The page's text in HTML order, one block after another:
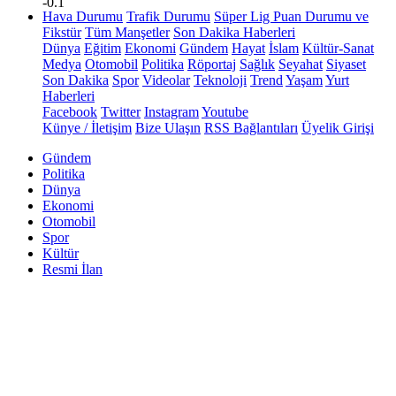
Hava Durumu Trafik Durumu Süper Lig Puan Durumu ve
Fikstür Tüm Manşetler Son Dakika Haberleri
Dünya Eğitim Ekonomi Gündem Hayat İslam Kültür-Sanat
Medya Otomobil Politika Röportaj Sağlık Seyahat Siyaset
Son Dakika Spor Videolar Teknoloji Trend YaşamYurt
Haberleri
Facebook Twitter InstagramYoutube
Künye / İletişim Bize Ulaşın RSS Bağlantıları Üyelik Girişi
Gündem
Politika
Dünya
Ekonomi
Otomobil
Spor
Kültür
Resmi İlan